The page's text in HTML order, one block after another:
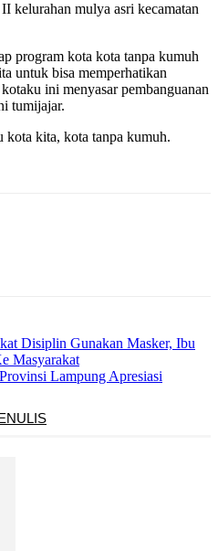
kelurahan mulya asri kecamatan
program kota kota tanpa kumuh
untuk bisa memperhatikan
ini menyasar pembanguanan
tumijajar.
kota kita, kota tanpa kumuh.
Disiplin Gunakan Masker, Ibu
Masyarakat
Lampung Apresiasi